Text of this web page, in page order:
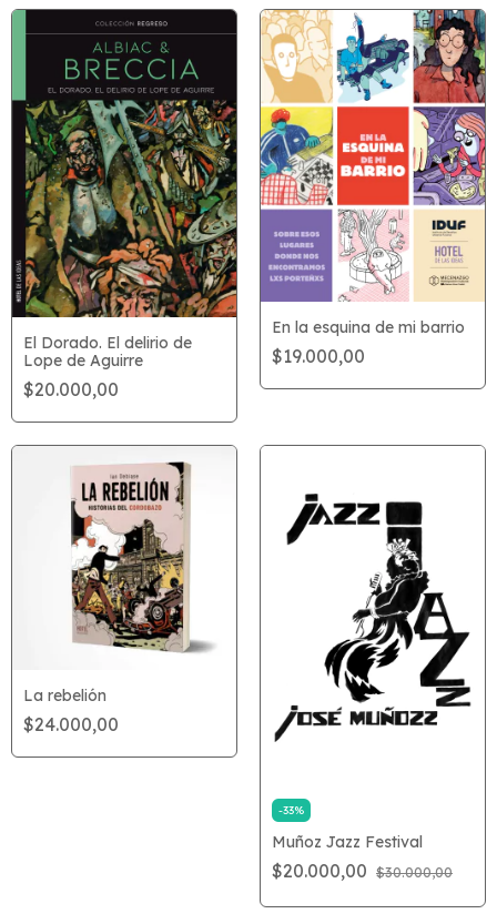
El Dorado. El delirio de
Lope de Aguirre
$20.000,00
En la esquina de mi barrio
$19.000,00
La rebelión
$24.000,00
-33%
Muñoz Jazz Festival
$20.000,00 $30.000,00